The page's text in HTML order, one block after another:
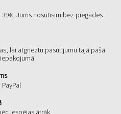
Jums nosūtīsim bez piegādes
lai atgrieztu pasūtījumu tajā pašā
iespējas ātrāk